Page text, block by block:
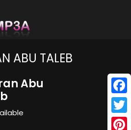
ABU TALEB
Abu